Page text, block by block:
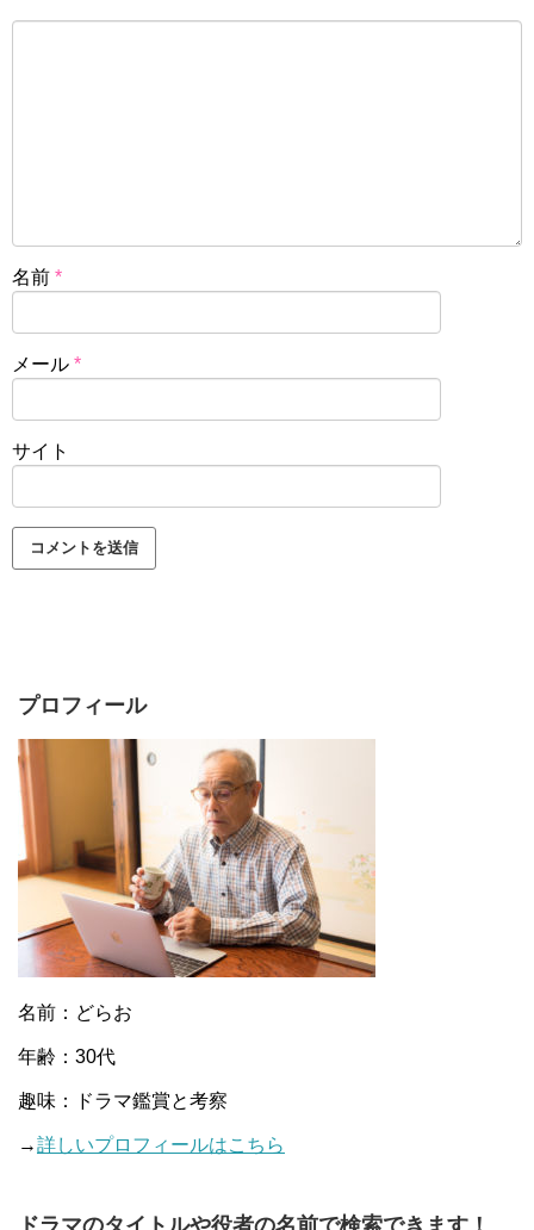
名前 *
メール *
サイト
プロフィール
名前：どらお
年齢：30代
趣味：ドラマ鑑賞と考察
→詳しいプロフィールはこちら
ドラマのタイトルや役者の名前で検索できます！